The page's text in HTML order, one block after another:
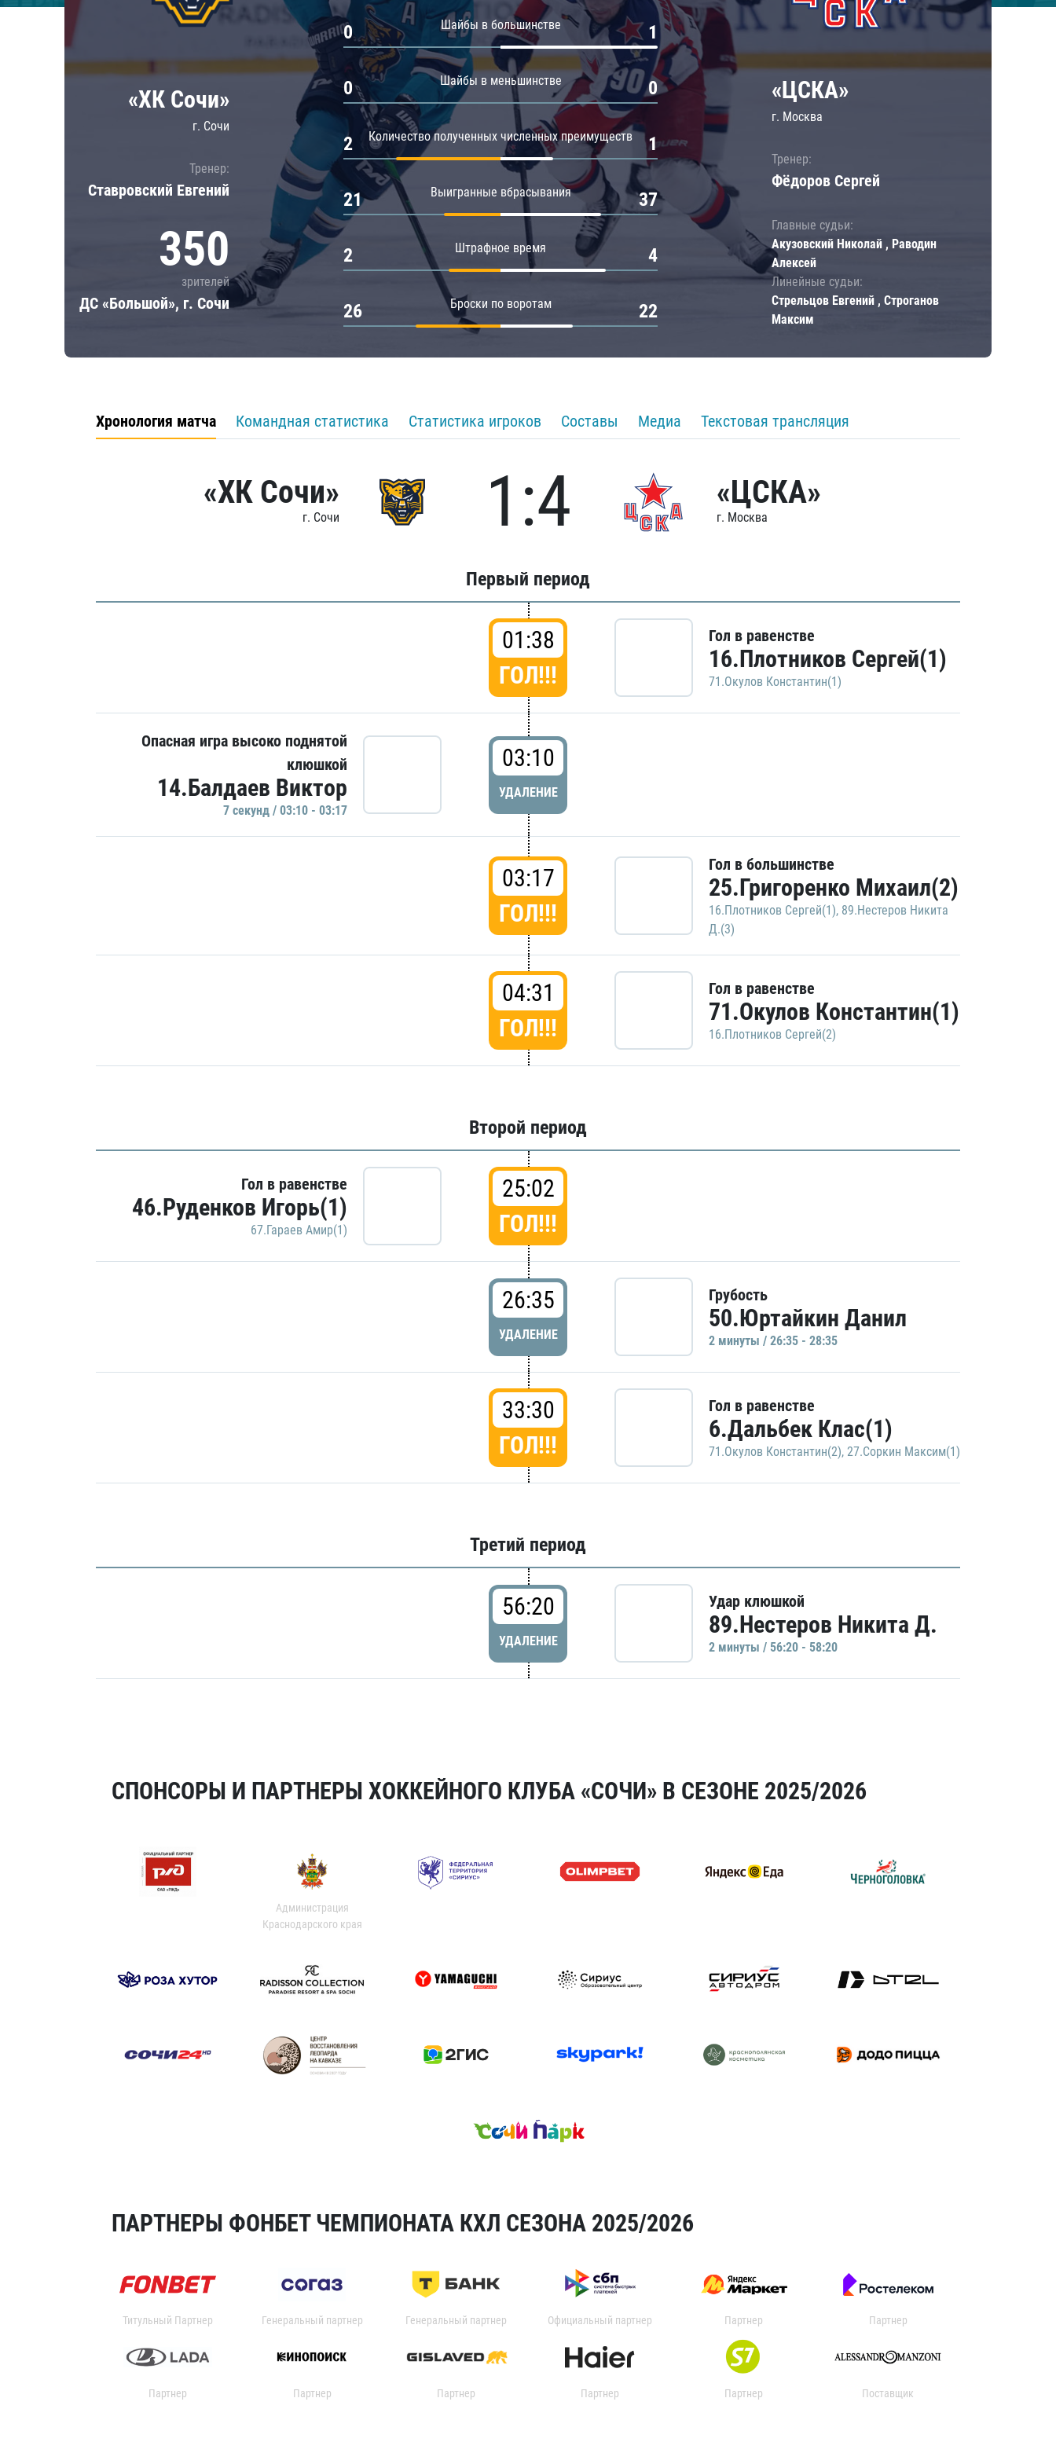
Локомотив
ЦСКА
Шанхайские Драконы
Амур
Барыс
Салават Юлаев
«ХК Сочи»
г. Сочи
Тренер:
Ставровский Евгений
350
зрителей
ДС «Большой», г. Сочи
Шайбы в большинстве
0 1
Шайбы в меньшинстве
0 0
Количество полученных численных преимуществ
2 1
Выигранные вбрасывания
21 37
Штрафное время
2 4
Броски по воротам
26 22
«ЦСКА»
г. Москва
Тренер:
Фёдоров Сергей
Главные судьи:
Акузовский Николай , Раводин
Алексей
Линейные судьи:
Стрельцов Евгений , Строганов
Максим
Хронология матча Командная статистика Статистика игроков Составы Медиа Текстовая трансляция
«ХК Сочи»
г. Сочи 1:4 «ЦСКА»
г. Москва
Первый период
01:38
ГОЛ!!!
Гол в равенстве
16.Плотников Сергей(1)
71.Окулов Константин(1)
Опасная игра высоко поднятой
клюшкой
14.Балдаев Виктор
7 секунд / 03:10 - 03:17
03:10
УДАЛЕНИЕ
03:17
ГОЛ!!!
Гол в большинстве
25.Григоренко Михаил(2)
16.Плотников Сергей(1), 89.Нестеров Никита
Д.(3)
04:31
ГОЛ!!!
Гол в равенстве
71.Окулов Константин(1)
16.Плотников Сергей(2)
Второй период
Гол в равенстве
46.Руденков Игорь(1)
67.Гараев Амир(1)
25:02
ГОЛ!!!
26:35
УДАЛЕНИЕ
Грубость
50.Юртайкин Данил
2 минуты / 26:35 - 28:35
33:30
ГОЛ!!!
Гол в равенстве
6.Дальбек Клас(1)
71.Окулов Константин(2), 27.Соркин Максим(1)
Третий период
56:20
УДАЛЕНИЕ
Удар клюшкой
89.Нестеров Никита Д.
2 минуты / 56:20 - 58:20
СПОНСОРЫ И ПАРТНЕРЫ ХОККЕЙНОГО КЛУБА «СОЧИ» В СЕЗОНЕ 2025/2026
Администрация
Краснодарского края
ПАРТНЕРЫ ФОНБЕТ ЧЕМПИОНАТА КХЛ СЕЗОНА 2025/2026
Титульный Партнер Генеральный партнер Генеральный партнер Официальный партнер Партнер Партнер
Партнер Партнер Партнер Партнер Партнер Поставщик